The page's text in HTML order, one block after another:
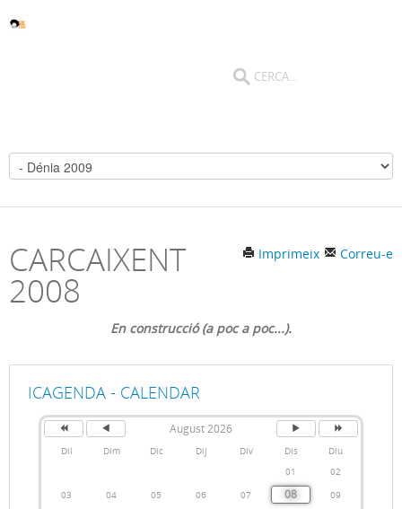
Correu-e
Imprimeix
CARCAIXENT
2008
En construcció (a poc a poc...).
ICAGENDA - CALENDAR
August 2026
Dil Dim Dic Dij Div Dis
Diu
01
02
03
04 05 06 07 08
09